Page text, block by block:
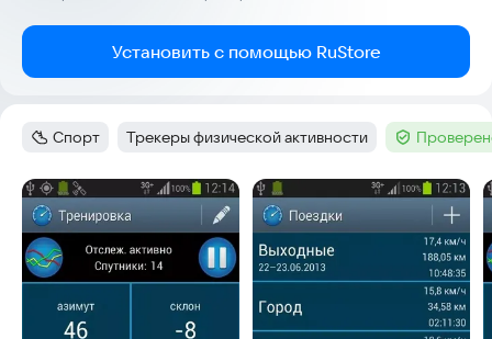
Установить с помощью RuStore
Категория
Спорт Тег:
Трекеры физической активности Тег :
Скриншоты